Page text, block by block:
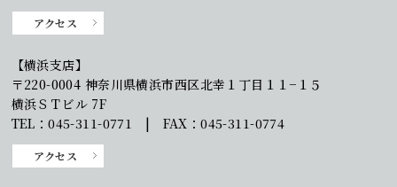
アクセス
【横浜支店】
〒220-0004 神奈川県横浜市西区北幸１丁目１１−１５
横浜ＳＴビル 7F
TEL：045-311-0771 | FAX：045-311-0774
アクセス